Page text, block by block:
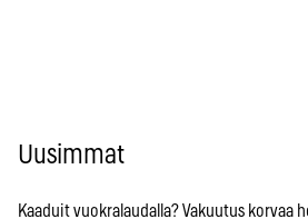
Uusimmat
Kaaduit vuokralaudalla? Vakuutus korvaa